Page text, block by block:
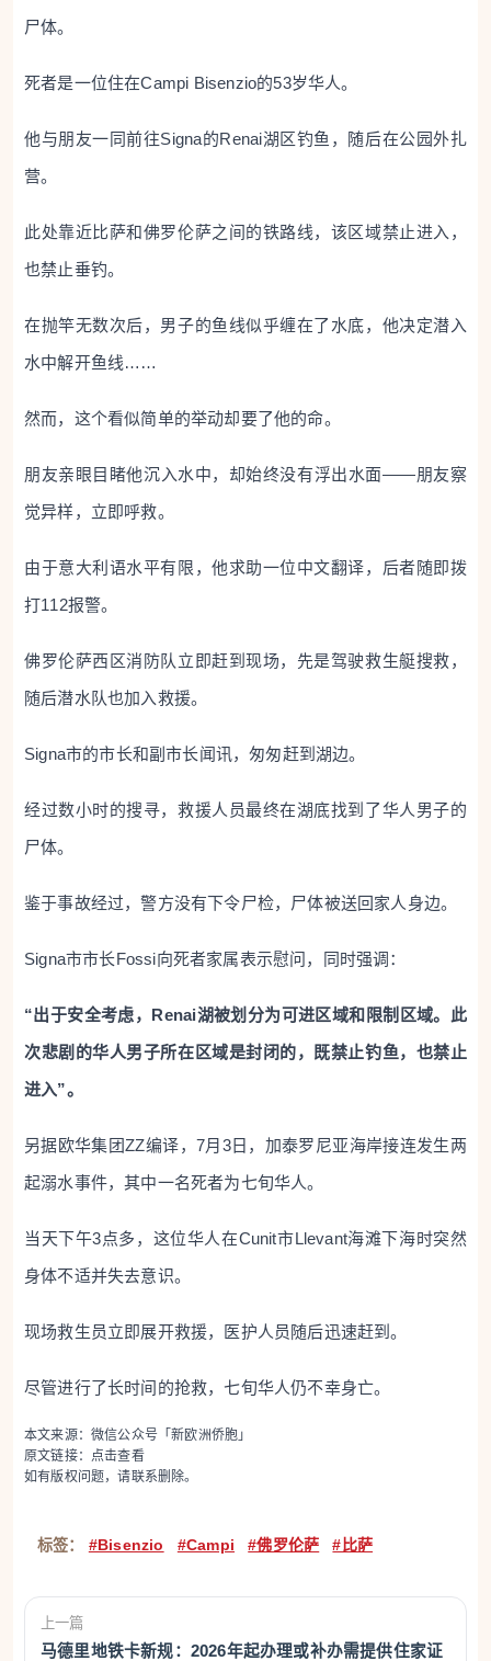
尸体。
死者是一位住在Campi Bisenzio的53岁华人。
他与朋友一同前往Signa的Renai湖区钓鱼，随后在公园外扎
营。
此处靠近比萨和佛罗伦萨之间的铁路线，该区域禁止进入，
也禁止垂钓。
在抛竿无数次后，男子的鱼线似乎缠在了水底，他决定潜入
水中解开鱼线……
然而，这个看似简单的举动却要了他的命。
朋友亲眼目睹他沉入水中，却始终没有浮出水面——朋友察
觉异样，立即呼救。
由于意大利语水平有限，他求助一位中文翻译，后者随即拨
打112报警。
佛罗伦萨西区消防队立即赶到现场，先是驾驶救生艇搜救，
随后潜水队也加入救援。
Signa市的市长和副市长闻讯，匆匆赶到湖边。
经过数小时的搜寻，救援人员最终在湖底找到了华人男子的
尸体。
鉴于事故经过，警方没有下令尸检，尸体被送回家人身边。
Signa市市长Fossi向死者家属表示慰问，同时强调：
“出于安全考虑，Renai湖被划分为可进区域和限制区域。此
次悲剧的华人男子所在区域是封闭的，既禁止钓鱼，也禁止
进入”。
另据欧华集团ZZ编译，7月3日，加泰罗尼亚海岸接连发生两
起溺水事件，其中一名死者为七旬华人。
当天下午3点多，这位华人在Cunit市Llevant海滩下海时突然
身体不适并失去意识。
现场救生员立即展开救援，医护人员随后迅速赶到。
尽管进行了长时间的抢救，七旬华人仍不幸身亡。
本文来源：微信公众号「新欧洲侨胞」
原文链接： 点击查看
如有版权问题，请联系删除。
标签： #Bisenzio #Campi #佛罗伦萨 #比萨
上一篇
马德里地铁卡新规：2026年起办理或补办需提供住家证